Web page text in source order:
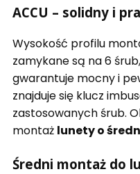
ACCU – solidny i
Wysokość profilu
zamykane są na 6
gwarantuje mocny i
znajduje się klucz
zastosowanych śrub.
montaż lunety o
Średni montaż do